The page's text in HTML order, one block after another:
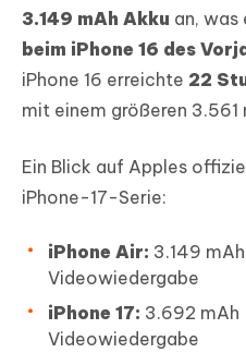
3.149 mAh Akku an, was
beim iPhone 16 des
iPhone 16 erreichte 22
mit einem größeren 3.561
Ein Blick auf Apples
iPhone-17-Serie:
iPhone Air: 3.149
Videowiedergabe
iPhone 17: 3.692 mAh
Videowiedergabe